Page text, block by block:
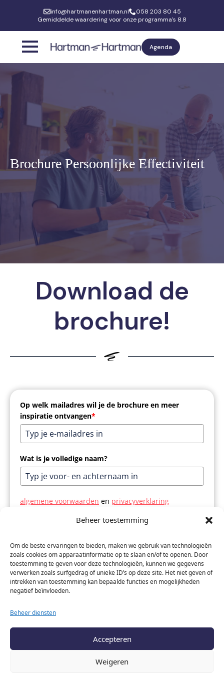
Beheer toestemming
Om de beste ervaringen te bieden, maken we gebruik van technologieën
zoals cookies om apparaatinformatie op te slaan en/of te openen. Door
toestemming te geven voor deze technologieën, kunnen we gegevens
verwerken zoals surfgedrag of unieke ID’s op deze site. Het niet geven of
intrekken van toestemming kan bepaalde functies en mogelijkheden
negatief beïnvloeden.
Beheer diensten
Accepteren
Weigeren
info@hartmanenhartman.nl
058 203 80 45
Gemiddelde waardering voor onze programma's 8.8
Agenda
Brochure Persoonlijke Effectiviteit
Download de
brochure!
Op welk mailadres wil je de brochure en meer
inspiratie ontvangen*
Wat is je volledige naam?
algemene voorwaarden en privacyverklaring
Ga je akkoord met de verwerking van je gegevens?
Graag aanvinken om spam te voorkomen*